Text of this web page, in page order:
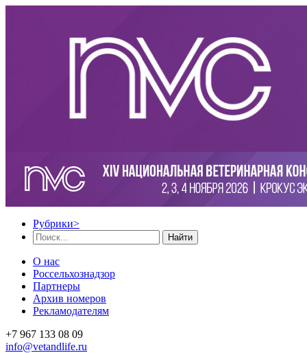
Рубрики>
Найти
О нас
Россельхознадзор
Партнеры
Архив номеров
Рекламодателям
+7 967 133 08 09
info@vetandlife.ru